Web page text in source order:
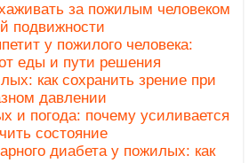
за пожилым человеком
подвижности
у пожилого человека:
еды и пути решения
как сохранить зрение при
давлении
и погода: почему усиливается
состояние
диабета у пожилых: как